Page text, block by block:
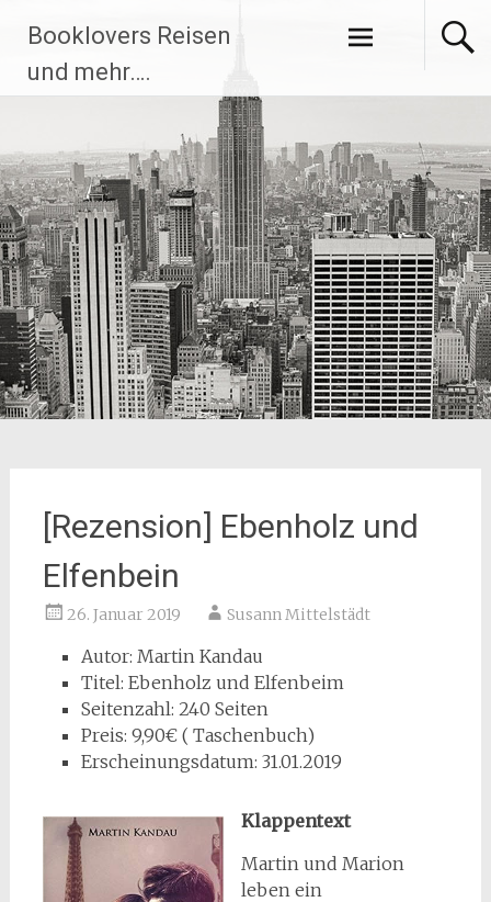
Inhalt
springen
Booklovers Reisen
und mehr….
[Rezension] Ebenholz und
Elfenbein
26. Januar 2019 Susann Mittelstädt
Autor: Martin Kandau
Titel: Ebenholz und Elfenbeim
Seitenzahl: 240 Seiten
Preis: 9,90€ ( Taschenbuch)
Erscheinungsdatum: 31.01.2019
Klappentext
Martin und Marion
leben ein